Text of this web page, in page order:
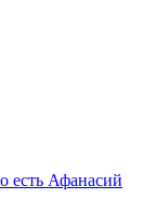
есть Афанасий